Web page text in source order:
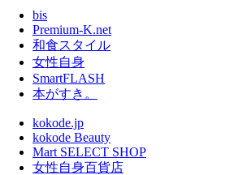
bis
Premium-K.net
和食スタイル
女性自身
SmartFLASH
本がすき。
kokode.jp
kokode Beauty
Mart SELECT SHOP
女性自身百貨店